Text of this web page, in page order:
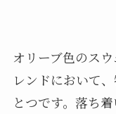
オリーブ色のス
レンドにおいて
とつです。落ち